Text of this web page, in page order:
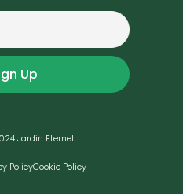
Up
Jardin Eternel
PolicyCookie Policy